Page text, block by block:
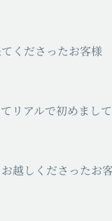
くださったお客様
リアルで初めまし
越しくださったお